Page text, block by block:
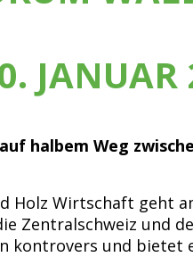
JANUAR
halbem Weg
Holz Wirtschaft
Zentralschweiz und
kontrovers und